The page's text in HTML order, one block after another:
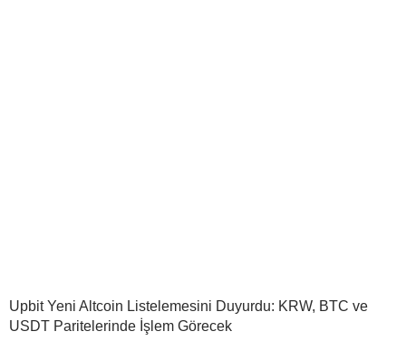
Upbit Yeni Altcoin Listelemesini Duyurdu: KRW, BTC ve
USDT Paritelerinde İşlem Görecek